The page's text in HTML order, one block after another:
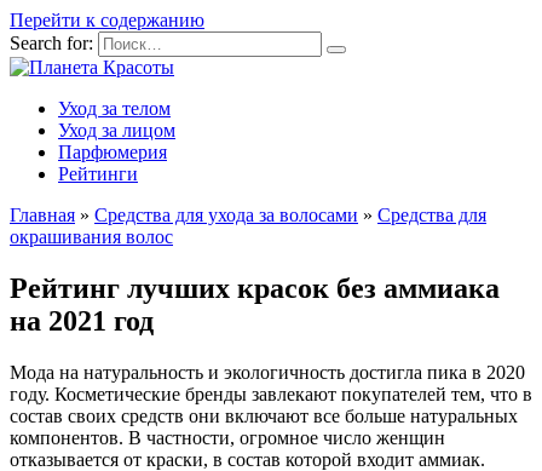
Перейти к содержанию
Search for:
Уход за телом
Уход за лицом
Парфюмерия
Рейтинги
Главная » Средства для ухода за волосами » Средства для
окрашивания волос
Рейтинг лучших красок без аммиака
на 2021 год
Мода на натуральность и экологичность достигла пика в 2020
году. Косметические бренды завлекают покупателей тем, что в
состав своих средств они включают все больше натуральных
компонентов. В частности, огромное число женщин
отказывается от краски, в состав которой входит аммиак.